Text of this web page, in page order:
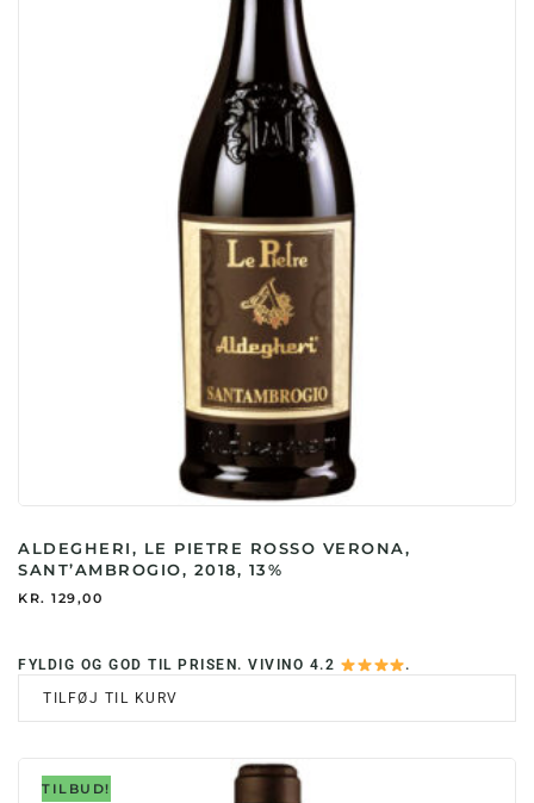
ALDEGHERI, LE PIETRE ROSSO VERONA,
SANT’AMBROGIO, 2018, 13%
KR. 129,00
FYLDIG OG GOD TIL PRISEN. VIVINO 4.2
.
TILFØJ TIL KURV
TILBUD!